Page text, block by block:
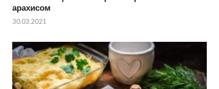
арахисом
30.03.2021